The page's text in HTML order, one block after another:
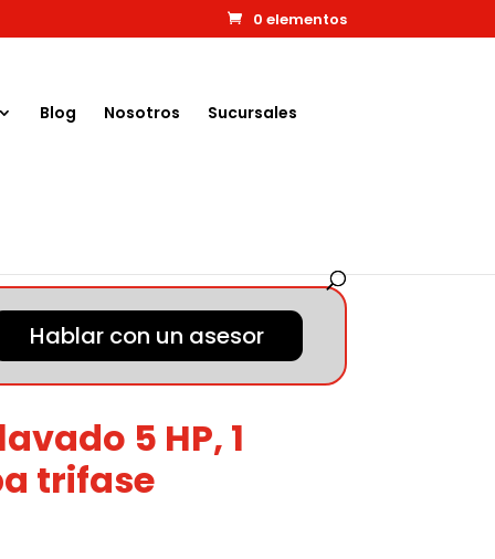
0 elementos
Blog Nosotros Sucursales
Hablar con un asesor
5 HP, 1
trifase